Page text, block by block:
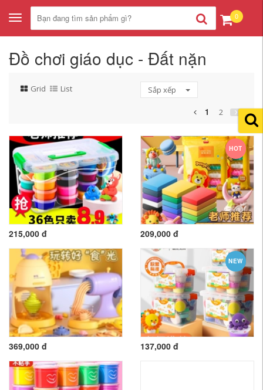
Toggle
navigation
0
Đồ chơi giáo dục - Đất nặn
Grid List Sắp xếp
1 2
215,000 đ
HOT
209,000 đ
369,000 đ
NEW
137,000 đ